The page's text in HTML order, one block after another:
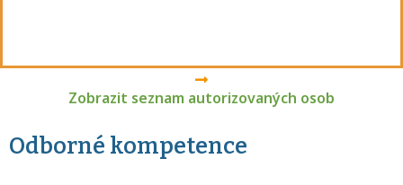
Zobrazit seznam autorizovaných osob
Odborné kompetence